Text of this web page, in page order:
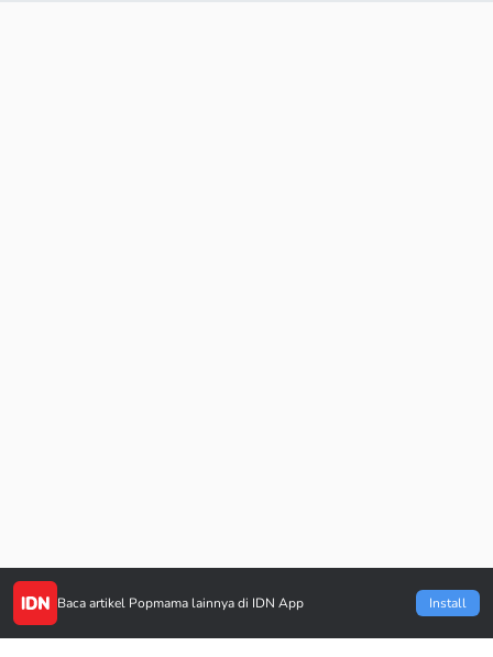
Baca artikel Popmama lainnya di IDN App Install